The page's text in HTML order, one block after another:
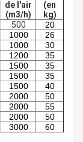
de l'air
(m3/h)
(en
kg)
500
20
1000
26
1000
30
1200
35
1500
35
1500
35
1500
40
2000
50
2000
55
2000
50
3000 60